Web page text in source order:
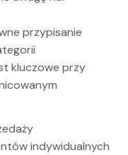
przypisanie
kluczowe przy
indywidualnych